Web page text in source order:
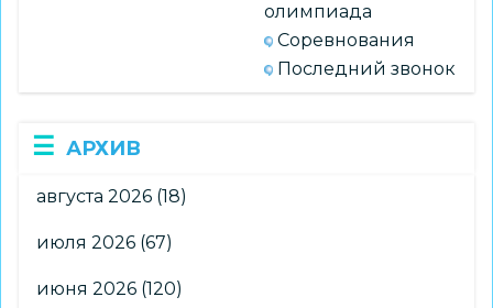
олимпиада
Соревнования
Последний звонок
АРХИВ
августа 2026 (18)
июля 2026 (67)
июня 2026 (120)